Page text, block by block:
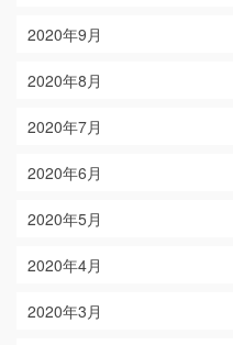
2020年9月
2020年8月
2020年7月
2020年6月
2020年5月
2020年4月
2020年3月